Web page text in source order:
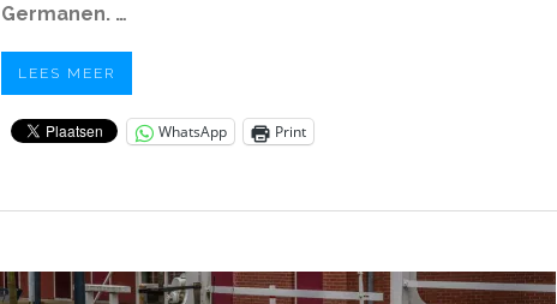
Germanen. …
LEES MEER
WhatsApp Print